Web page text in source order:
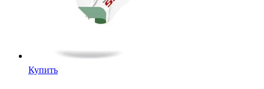
Купить